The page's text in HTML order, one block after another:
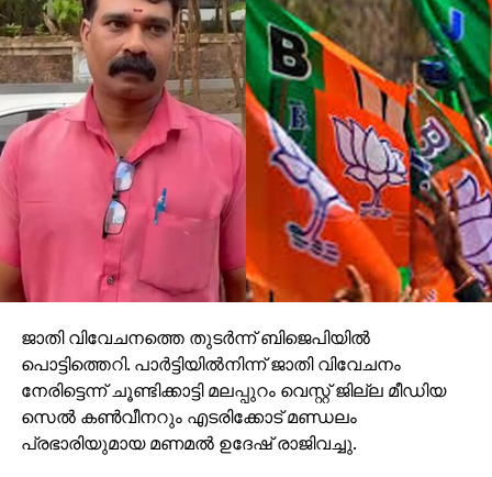
ജാതി വിവേചനത്തെ തുടര്‍ന്ന് ബിജെപിയില്‍
പൊട്ടിത്തെറി. പാര്‍ട്ടിയില്‍നിന്ന് ജാതി വിവേചനം
നേരിട്ടെന്ന് ചൂണ്ടിക്കാട്ടി മലപ്പുറം വെസ്റ്റ് ജില്ല മീഡിയ
സെല്‍ കണ്‍വീനറും എടരിക്കോട് മണ്ഡലം
പ്രഭാരിയുമായ മണമല്‍ ഉദേഷ് രാജിവച്ചു.